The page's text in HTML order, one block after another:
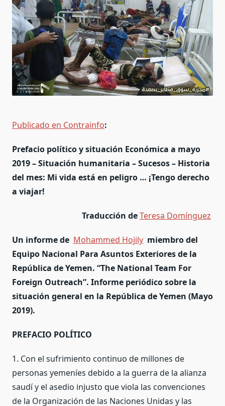
Publicado en Contrainfo:
Prefacio político y situación Económica a mayo
2019 – Situación humanitaria – Sucesos – Historia
del mes: Mi vida está en peligro … ¡Tengo derecho
a viajar!
Traducción deTeresa Domínguez
Un informe de Mohammed Hojily miembro del
Equipo Nacional Para Asuntos Exteriores de la
República de Yemen. “The National Team For
Foreign Outreach”. Informe periódico sobre la
situación general en la República de Yemen (Mayo
2019).
PREFACIO POLÍTICO
1. Con el sufrimiento continuo de millones de
personas yemeníes debido a la guerra de la alianza
saudí y el asedio injusto que viola las convenciones
de la Organización de las Naciones Unidas y las